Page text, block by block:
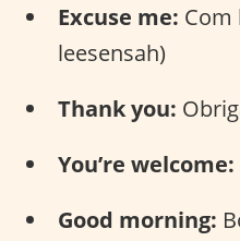
Excuse me: Com
leesensah)
Thank you:
You’re welcome:
Good morning: